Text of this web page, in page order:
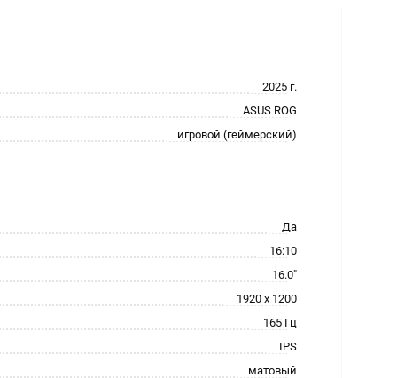
2025 г.
ASUS ROG
игровой (геймерский)
Да
16:10
16.0"
1920 x 1200
165 Гц
IPS
матовый